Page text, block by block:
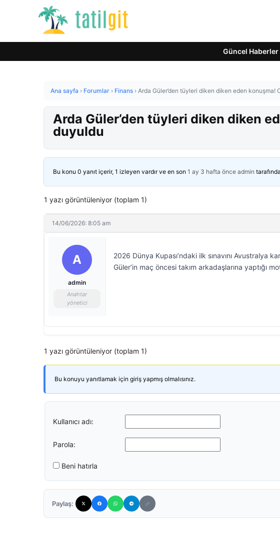
Güncel Haberler
Ana sayfa › Forumlar › Finans › Arda Güler’den tüyleri diken diken eden konuşma!
Arda Güler’den tüyleri diken diken
duyuldu
Bu konu 0 yanıt içerir, 1 izleyen vardır ve en son 1 ay 3 hafta önce admin
1 yazı görüntüleniyor (toplam 1)
14/06/2026: 8:05 am
A
admin
Anahtar
yönetici
2026 Dünya Kupası’ndaki ilk sınavını Avustralya
Güler’in maç öncesi takım arkadaşlarına yaptığı
1 yazı görüntüleniyor (toplam 1)
Bu konuyu yanıtlamak için giriş yapmış olmalısınız.
Kullanıcı adı:
Parola:
Beni hatırla
Paylaş: